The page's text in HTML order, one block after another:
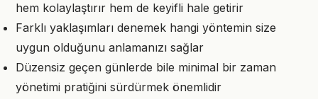
hem kolaylaştırır hem de keyifli hale getirir
Farklı yaklaşımları denemek hangi yöntemin size
uygun olduğunu anlamanızı sağlar
Düzensiz geçen günlerde bile minimal bir zaman
yönetimi pratiğini sürdürmek önemlidir